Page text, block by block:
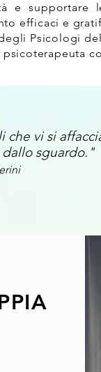
e supportare
efficaci e
Psicologi
vi si
sguardo."